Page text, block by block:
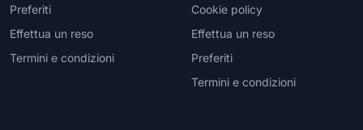
Preferiti
Effettua un reso
Termini e condizioni
Cookie policy
Effettua un reso
Preferiti
Termini e condizioni